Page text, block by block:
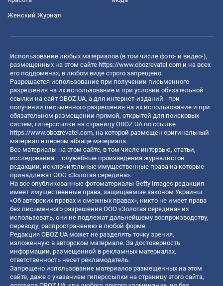
Женский Журнал
Использование любых материалов (в том числе фото- и видео-),
размещенных на этом сайте https://www.obozrevatel.com и на всех
его поддоменах, в любом виде строго запрещено.
Разрешается использование при получении письменного
разрешения на их использование и при условии обязательной
ссылки на сайт OBOZ.UA, а для интернет-изданий - при
получении письменного разрешения на их использование и при
обязательном размещении прямой, открытой для поисковых
систем, гиперссылки на страницу OBOZ.UA по ссылке
https://www.obozrevatel.com, на которой размещен оригинальный
материал в первом абзаце материала.
Все материалы на этом сайте, в том числе интервью, статьи,
исследования – служебные произведения журналистов
редакции, исключительные имущественные права на которые
принадлежат ООО «Золотая середина».
На все опубликованные фотоматериалы Getty Images редакция
имеет имущественные права, защищаемые законом Украины
«Об авторских правах и смежных правах», никто не имеет права
без письменного разрешения ООО «Золотая середина» их
использовать, они не подлежат дальнейшему воспроизводству,
переводу, распространению в любой форме.
Редакция OBOZ.UA может не разделять точку зрения,
изложенную в авторском материале. За достоверность
информации, размещенной в рекламных материалах,
ответственность несет рекламодатель.
Запрещено использование материалов размещенных на этом
сайте, даже с указанием гиперссылки на страницу этого сайта,